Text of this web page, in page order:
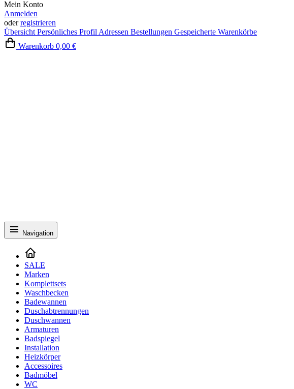
Mein Konto
Anmelden
oderregistrieren
Übersicht Persönliches Profil Adressen Bestellungen Gespeicherte Warenkörbe
Warenkorb 0,00 €
Navigation
SALE
Marken
Komplettsets
Waschbecken
Badewannen
Duschabtrennungen
Duschwannen
Armaturen
Badspiegel
Installation
Heizkörper
Accessoires
Badmöbel
WC